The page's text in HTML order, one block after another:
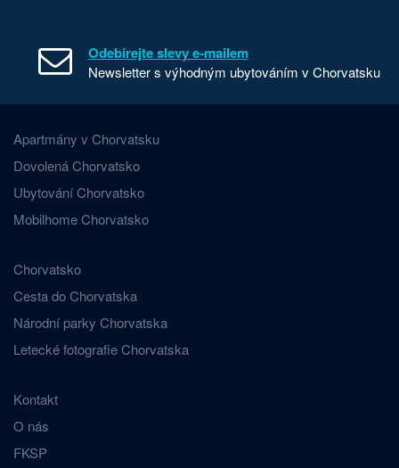
Odebírejte slevy e-mailem
Newsletter s výhodným ubytováním v Chorvatsku
Apartmány v Chorvatsku
Dovolená Chorvatsko
Ubytování Chorvatsko
Mobilhome Chorvatsko
Chorvatsko
Cesta do Chorvatska
Národní parky Chorvatska
Letecké fotografie Chorvatska
Kontakt
O nás
FKSP